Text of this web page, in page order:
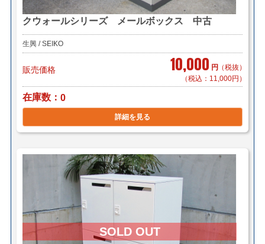
クウォールシリーズ メールボックス 中古
生興 / SEIKO
販売価格 10,000 円 （税抜）
（税込：11,000円）
在庫数 0
詳細を見る